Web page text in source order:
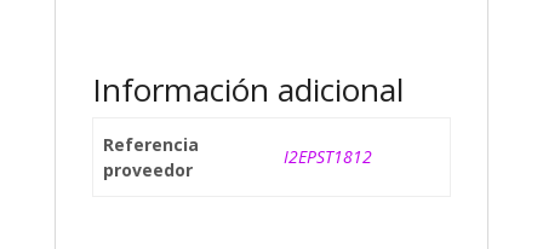
Información adicional
Referencia
proveedor
I2EPST1812